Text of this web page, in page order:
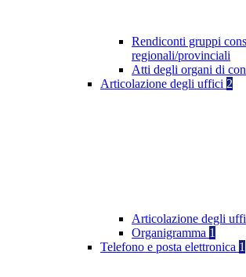
Rendiconti gruppi
regionali/provinciali
Atti degli organi di
Articolazione degli uffici 2
Articolazione degli
Organigramma 1
Telefono e posta elettronica 1